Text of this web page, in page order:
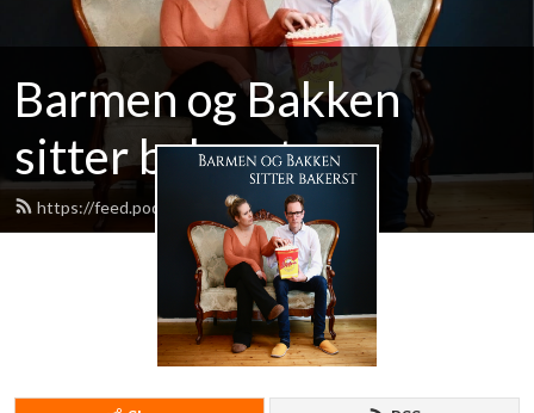
Barmen og Bakken
sitter bakerst
https://feed.podbean.com/palbakk/feed.xml